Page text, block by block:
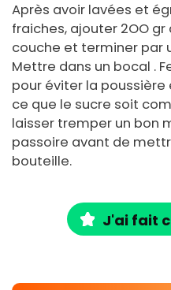
Après avoir lavées et
fraiches, ajouter 2OO
couche et terminer par
Mettre dans un bocal .
pour éviter la poussière
ce que le sucre soit
laisser tremper un bon
passoire avant de
bouteille.
J'ai fait